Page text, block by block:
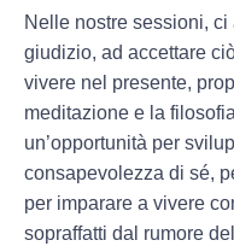
Nelle nostre sessioni,
giudizio, ad accettare
vivere nel presente,
meditazione e la
un’opportunità per
consapevolezza di sé,
per imparare a vivere
sopraffatti dal rumore